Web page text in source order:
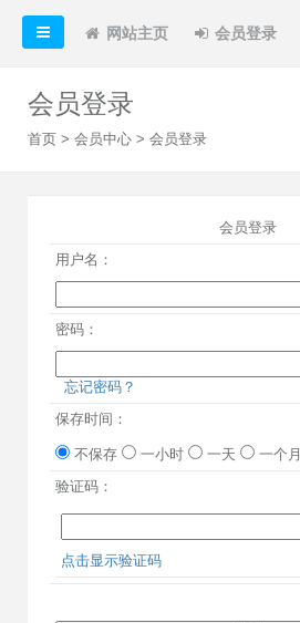
网站主页 会员登录
会员登录
首页 > 会员中心 > 会员登录
会员登录
用户名：
密码：
忘记密码？
保存时间：
不保存 一小时 一天 一个月
验证码：
点击显示验证码